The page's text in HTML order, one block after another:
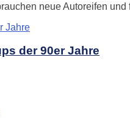
neue Autoreifen
der 90er Jahre